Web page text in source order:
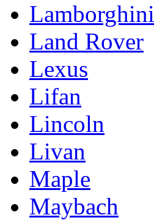
Lamborghini
Land Rover
Lexus
Lifan
Lincoln
Livan
Maple
Maybach